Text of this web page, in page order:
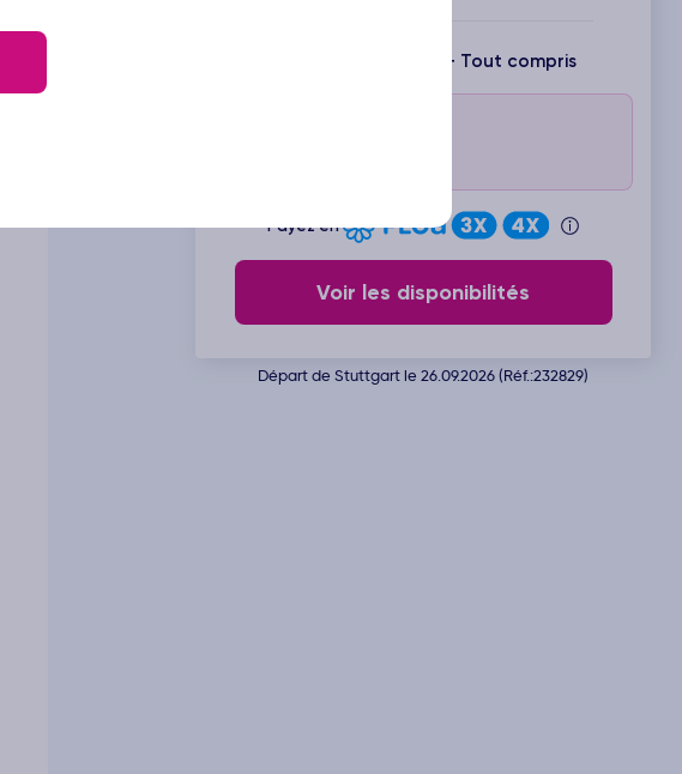
Inclus : Vols + Hôtel + Tout compris
Payez en
Voir les disponibilités
Départ de Stuttgart le 26.09.2026 (Réf.:232829)